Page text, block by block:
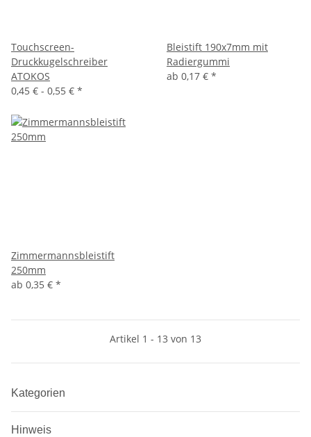
Touchscreen-
Druckkugelschreiber
ATOKOS
0,45 € - 0,55 € *
Bleistift 190x7mm mit
Radiergummi
ab 0,17 € *
Zimmermannsbleistift
250mm
ab 0,35 € *
Artikel 1 - 13 von 13
Kategorien
Hinweis